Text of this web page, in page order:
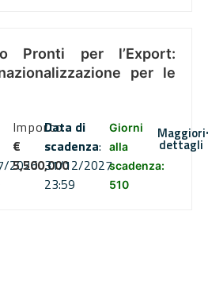
Pronti per l’Export:
per le
2026
Importo
€
5,500,000
Data di
scadenza:
31/12/2027
23:59
Giorni
alla
scadenza:
510
Maggiori
dettagli